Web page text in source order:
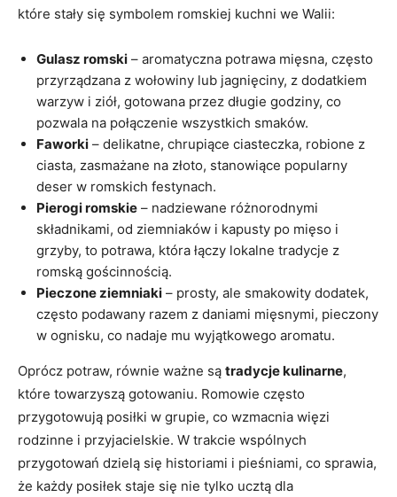
które stały się symbolem romskiej kuchni we Walii:
Gulasz romski – aromatyczna potrawa mięsna, często
przyrządzana z wołowiny lub jagnięciny, z dodatkiem
warzyw i ziół, gotowana przez długie godziny, co
pozwala na połączenie wszystkich smaków.
Faworki – delikatne, chrupiące ciasteczka, robione z
ciasta, zasmażane na złoto, stanowiące popularny
deser w romskich festynach.
Pierogi romskie – nadziewane różnorodnymi
składnikami, od ziemniaków i kapusty po mięso i
grzyby, to potrawa, która łączy lokalne tradycje z
romską gościnnością.
Pieczone ziemniaki – prosty, ale smakowity dodatek,
często podawany razem z daniami mięsnymi, pieczony
w ognisku, co nadaje mu wyjątkowego aromatu.
Oprócz potraw, równie ważne są tradycje kulinarne,
które towarzyszą gotowaniu. Romowie często
przygotowują posiłki w grupie, co wzmacnia więzi
rodzinne i przyjacielskie. W trakcie wspólnych
przygotowań dzielą się historiami i pieśniami, co sprawia,
że każdy posiłek staje się nie tylko ucztą dla